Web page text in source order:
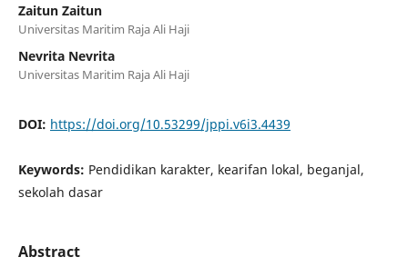
Zaitun Zaitun
Universitas Maritim Raja Ali Haji
Nevrita Nevrita
Universitas Maritim Raja Ali Haji
DOI: https://doi.org/10.53299/jppi.v6i3.4439
Keywords: Pendidikan karakter, kearifan lokal, beganjal,
sekolah dasar
Abstract